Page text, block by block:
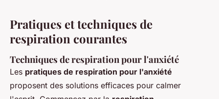
Pratiques et techniques de
respiration courantes
Techniques de respiration pour l'anxiété
Les pratiques de respiration pour l'anxiété
proposent des solutions efficaces pour calmer